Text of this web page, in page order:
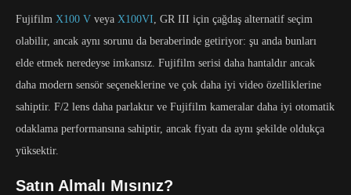
Fujifilm X100 V veya X100VI , GR III için çağdaş alternatif seçim
olabilir, ancak aynı sorunu da beraberinde getiriyor: şu anda bunları
elde etmek neredeyse imkansız. Fujifilm serisi daha hantaldır ancak
daha modern sensör seçeneklerine ve çok daha iyi video özelliklerine
sahiptir. F/2 lens daha parlaktır ve Fujifilm kameralar daha iyi otomatik
odaklama performansına sahiptir, ancak fiyatı da aynı şekilde oldukça
yüksektir.
Satın Almalı Mısınız?